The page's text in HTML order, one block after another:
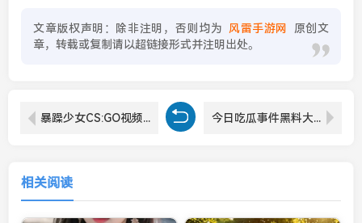
文章版权声明：除非注明，否则均为 风雷手游网
原创文
章，转载或复制请以超链接形式并注明出处。
暴躁少女CS:GO视频怎么下载？如何选择最有趣的暴躁少女CS:GO视频观看？ 今日吃瓜事件黑料大揭秘：51个轰动社会的真实内幕
相关阅读